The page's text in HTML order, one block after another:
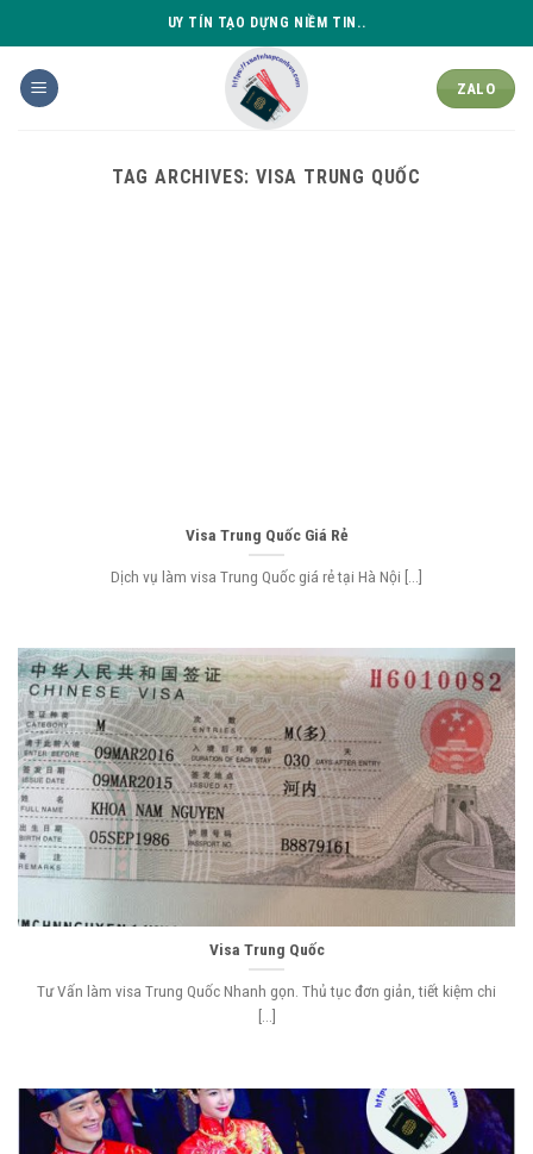
to
content
UY TÍN TẠO DỰNG NIỀM TIN..
ZALO
TAG ARCHIVES:VISA TRUNG QUỐC
Visa Trung Quốc Giá Rẻ
Dịch vụ làm visa Trung Quốc giá rẻ tại Hà Nội [...]
Visa Trung Quốc
Tư Vấn làm visa Trung Quốc Nhanh gọn. Thủ tục đơn giản, tiết kiệm chi
[...]